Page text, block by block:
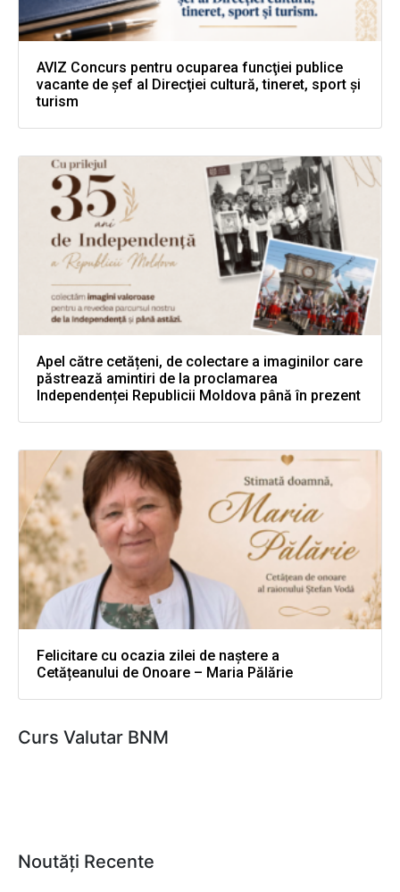
AVIZ Concurs pentru ocuparea funcţiei publice
vacante de şef al Direcţiei cultură, tineret, sport şi
turism
Apel către cetățeni, de colectare a imaginilor care
păstrează amintiri de la proclamarea
Independenței Republicii Moldova până în prezent
Felicitare cu ocazia zilei de naștere a
Cetățeanului de Onoare – Maria Pălărie
Curs Valutar BNM
Noutăți Recente